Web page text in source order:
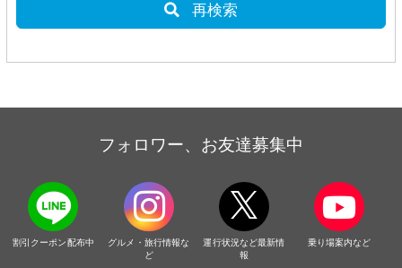
再検索
フォロワー、お友達募集中
割引クーポン配布中
グルメ・旅行情報な
ど
運行状況など最新情
報
乗り場案内など